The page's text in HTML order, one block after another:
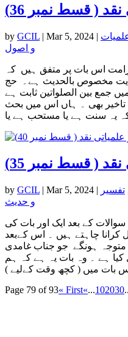
( قسط نمبر 36)
by GCIL | Mar 5, 2024 |
و اصول
اس بات پر متفق ہیں کہ
آیت مخصوص بالحدیث ہے۔ حج
جمع بین الصلواتین ثابت ہے
تاخیر بھی ۔ ہاں اس میں بحث
( قسط نمبر 35)
by GCIL | Mar 5, 2024 | تفسیر
و حدیث
کے بعد ایک اور بات کی
چاہتے ہیں ۔ اس کےبعد
ہونگے جو جناب غامدی
ہے ۔ وہ بات یہ ہے کہ ہم
Page 79 of 93« First«...102030